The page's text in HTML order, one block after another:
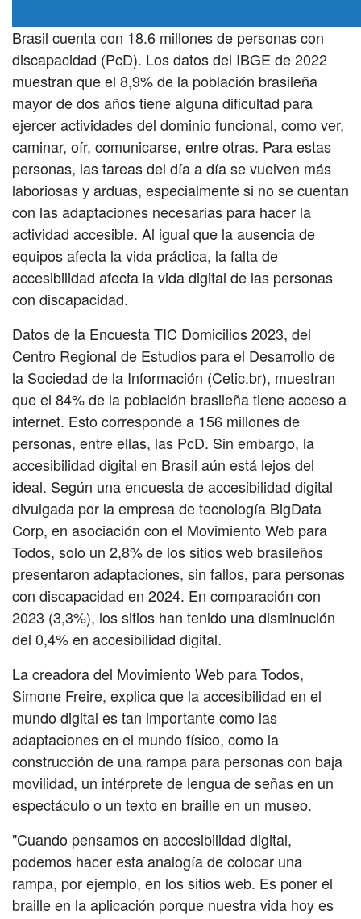
Brasil cuenta con 18.6 millones de personas con
discapacidad (PcD). Los datos del IBGE de 2022
muestran que el 8,9% de la población brasileña
mayor de dos años tiene alguna dificultad para
ejercer actividades del dominio funcional, como ver,
caminar, oír, comunicarse, entre otras. Para estas
personas, las tareas del día a día se vuelven más
laboriosas y arduas, especialmente si no se cuentan
con las adaptaciones necesarias para hacer la
actividad accesible. Al igual que la ausencia de
equipos afecta la vida práctica, la falta de
accesibilidad afecta la vida digital de las personas
con discapacidad.
Datos de la Encuesta TIC Domicilios 2023, del
Centro Regional de Estudios para el Desarrollo de
la Sociedad de la Información (Cetic.br), muestran
que el 84% de la población brasileña tiene acceso a
internet. Esto corresponde a 156 millones de
personas, entre ellas, las PcD. Sin embargo, la
accesibilidad digital en Brasil aún está lejos del
ideal. Según una encuesta de accesibilidad digital
divulgada por la empresa de tecnología BigData
Corp, en asociación con el Movimiento Web para
Todos, solo un 2,8% de los sitios web brasileños
presentaron adaptaciones, sin fallos, para personas
con discapacidad en 2024. En comparación con
2023 (3,3%), los sitios han tenido una disminución
del 0,4% en accesibilidad digital.
La creadora del Movimiento Web para Todos,
Simone Freire, explica que la accesibilidad en el
mundo digital es tan importante como las
adaptaciones en el mundo físico, como la
construcción de una rampa para personas con baja
movilidad, un intérprete de lengua de señas en un
espectáculo o un texto en braille en un museo.
"Cuando pensamos en accesibilidad digital,
podemos hacer esta analogía de colocar una
rampa, por ejemplo, en los sitios web. Es poner el
braille en la aplicación porque nuestra vida hoy es